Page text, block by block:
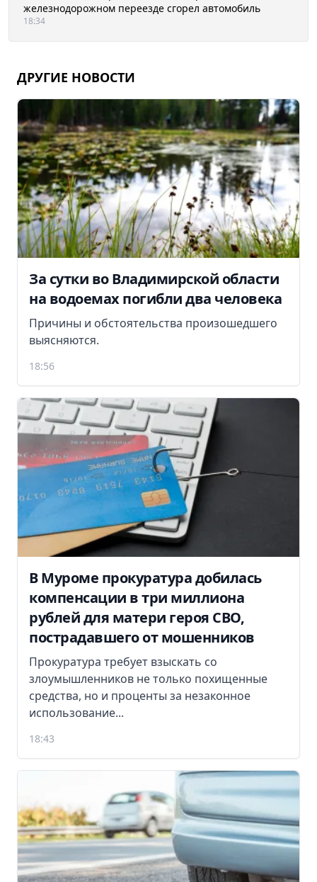
железнодорожном переезде сгорел автомобиль
18:34
ДРУГИЕ НОВОСТИ
За сутки во Владимирской области
на водоемах погибли два человека
Причины и обстоятельства произошедшего
выясняются.
18:56
В Муроме прокуратура добилась
компенсации в три миллиона
рублей для матери героя СВО,
пострадавшего от мошенников
Прокуратура требует взыскать со
злоумышленников не только похищенные
средства, но и проценты за незаконное
использование...
18:43